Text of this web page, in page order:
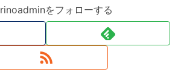
をフォローする